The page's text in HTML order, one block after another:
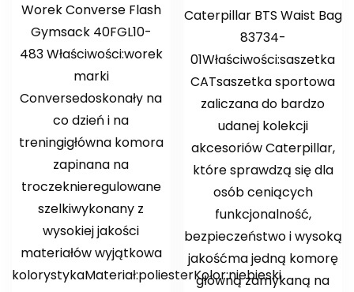
Worek Converse Flash
Gymsack 40FGL10-
483 Właściwości:worek
marki
Conversedoskonały na
co dzień i na
treningigłówna komora
zapinana na
troczeknieregulowane
szelkiwykonany z
wysokiej jakości
materiałów wyjątkowa
kolorystykaMateriał:poliesterKolor:niebieski
Caterpillar BTS Waist Bag
83734-
01Właściwości:saszetka
CATsaszetka sportowa
zaliczana do bardzo
udanej kolekcji
akcesoriów Caterpillar,
które sprawdzą się dla
osób ceniących
funkcjonalność,
bezpieczeństwo i wysoką
jakośćma jedną komorę
główną zamykaną na